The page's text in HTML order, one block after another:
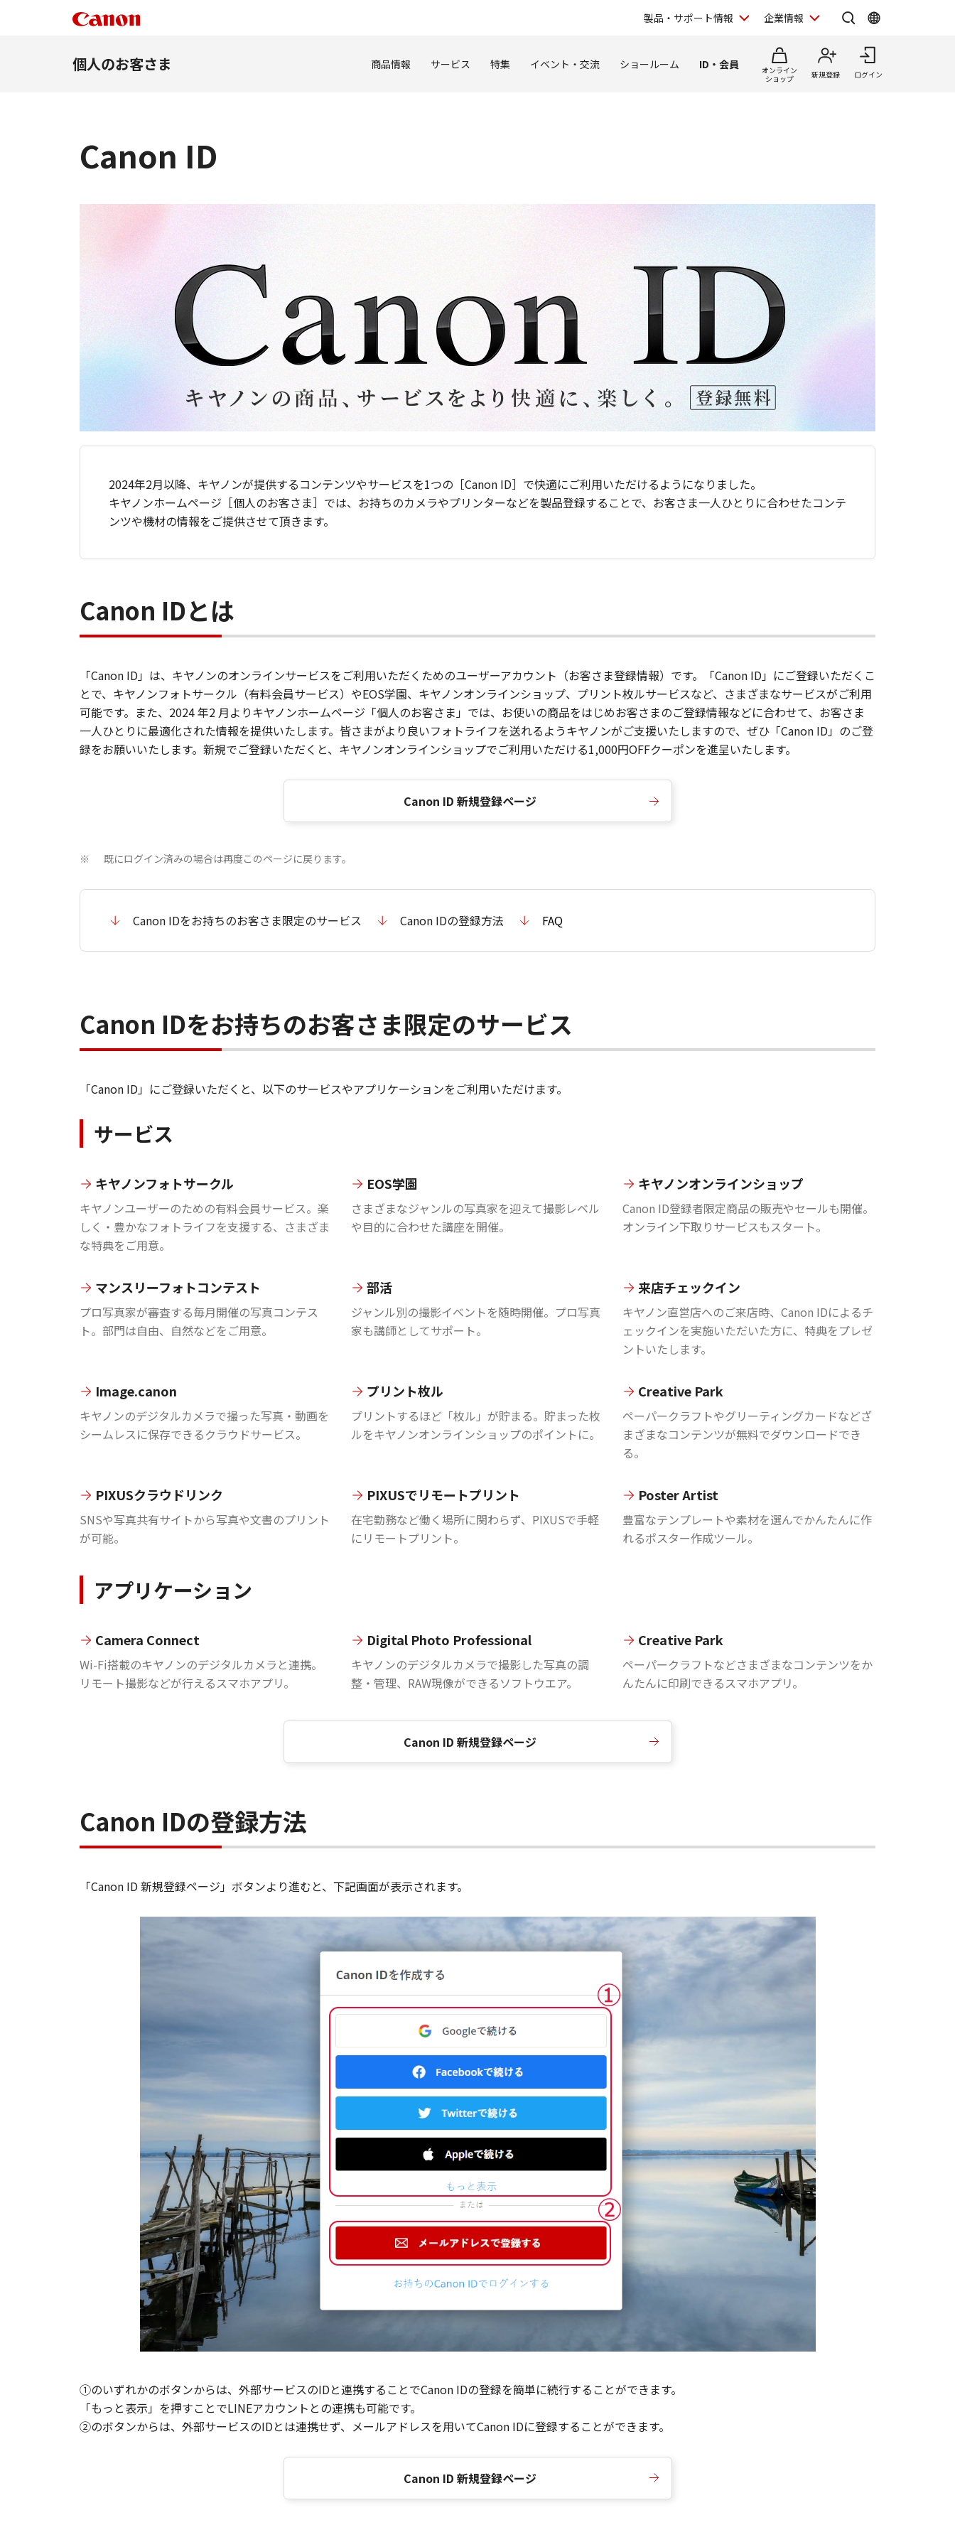
製品・サポート情報 企業情報
個人のお客さま 商品情報 サービス 特集 イベント・交流 ショールーム ID・会員
オンライン
ショップ
新規登録 ログイン
Canon ID
2024年2月以降、キヤノンが提供するコンテンツやサービスを1つの［Canon ID］で快適にご利用いただけるようになりました。
キヤノンホームページ［個人のお客さま］では、お持ちのカメラやプリンターなどを製品登録することで、お客さま一人ひとりに合わせたコンテ
ンツや機材の情報をご提供させて頂きます。
Canon IDとは
「Canon ID」は、キヤノンのオンラインサービスをご利用いただくためのユーザーアカウント（お客さま登録情報）です。「Canon ID」にご登録いただくこ
とで、キヤノンフォトサークル（有料会員サービス）やEOS学園、キヤノンオンラインショップ、プリント枚ルサービスなど、さまざまなサービスがご利用
可能です。また、2024 年2 月よりキヤノンホームページ「個人のお客さま」では、お使いの商品をはじめお客さまのご登録情報などに合わせて、お客さま
一人ひとりに最適化された情報を提供いたします。皆さまがより良いフォトライフを送れるようキヤノンがご支援いたしますので、ぜひ「Canon ID」のご登
録をお願いいたします。新規でご登録いただくと、キヤノンオンラインショップでご利用いただける1,000円OFFクーポンを進呈いたします。
Canon ID 新規登録ページ
※ 既にログイン済みの場合は再度このページに戻ります。
Canon IDをお持ちのお客さま限定のサービス Canon IDの登録方法 FAQ
Canon IDをお持ちのお客さま限定のサービス
「Canon ID」にご登録いただくと、以下のサービスやアプリケーションをご利用いただけます。
サービス
キヤノンフォトサークル
キヤノンユーザーのための有料会員サービス。楽
しく・豊かなフォトライフを支援する、さまざま
な特典をご用意。
EOS学園
さまざまなジャンルの写真家を迎えて撮影レベル
や目的に合わせた講座を開催。
キヤノンオンラインショップ
Canon ID登録者限定商品の販売やセールも開催。
オンライン下取りサービスもスタート。
マンスリーフォトコンテスト
プロ写真家が審査する毎月開催の写真コンテス
ト。部門は自由、自然などをご用意。
部活
ジャンル別の撮影イベントを随時開催。プロ写真
家も講師としてサポート。
来店チェックイン
キヤノン直営店へのご来店時、Canon IDによるチ
ェックインを実施いただいた方に、特典をプレゼ
ントいたします。
Image.canon
キヤノンのデジタルカメラで撮った写真・動画を
シームレスに保存できるクラウドサービス。
プリント枚ル
プリントするほど「枚ル」が貯まる。貯まった枚
ルをキヤノンオンラインショップのポイントに。
Creative Park
ペーパークラフトやグリーティングカードなどざ
まざまなコンテンツが無料でダウンロードでき
る。
PIXUSクラウドリンク
SNSや写真共有サイトから写真や文書のプリント
が可能。
PIXUSでリモートプリント
在宅勤務など働く場所に関わらず、PIXUSで手軽
にリモートプリント。
Poster Artist
豊富なテンプレートや素材を選んでかんたんに作
れるポスター作成ツール。
アプリケーション
Camera Connect
Wi-Fi搭載のキヤノンのデジタルカメラと連携。
リモート撮影などが行えるスマホアプリ。
Digital Photo Professional
キヤノンのデジタルカメラで撮影した写真の調
整・管理、RAW現像ができるソフトウエア。
Creative Park
ペーパークラフトなどさまざまなコンテンツをか
んたんに印刷できるスマホアプリ。
Canon ID 新規登録ページ
Canon IDの登録方法
「Canon ID 新規登録ページ」ボタンより進むと、下記画面が表示されます。
①のいずれかのボタンからは、外部サービスのIDと連携することでCanon IDの登録を簡単に続行することができます。
「もっと表示」を押すことでLINEアカウントとの連携も可能です。
②のボタンからは、外部サービスのIDとは連携せず、メールアドレスを用いてCanon IDに登録することができます。
Canon ID 新規登録ページ